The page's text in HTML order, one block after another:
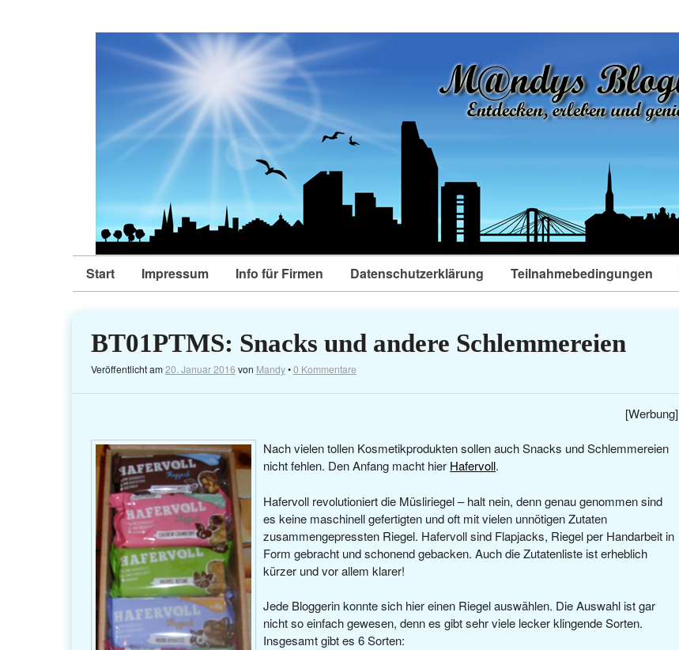
Start Impressum Info für Firmen Datenschutzerklärung Teilnahmebedingungen
BT01PTMS: Snacks und andere Schlemmereien
Veröffentlicht am20. Januar 2016 von Mandy•0 Kommentare
[Werbung]
Nach vielen tollen Kosmetikprodukten sollen auch Snacks und Schlemmereien
nicht fehlen. Den Anfang macht hier Hafervoll.
Hafervoll revolutioniert die Müsliriegel – halt nein, denn genau genommen sind
es keine maschinell gefertigten und oft mit vielen unnötigen Zutaten
zusammengepressten Riegel. Hafervoll sind Flapjacks, Riegel per Handarbeit in
Form gebracht und schonend gebacken. Auch die Zutatenliste ist erheblich
kürzer und vor allem klarer!
Jede Bloggerin konnte sich hier einen Riegel auswählen. Die Auswahl ist gar
nicht so einfach gewesen, denn es gibt sehr viele lecker klingende Sorten.
Insgesamt gibt es 6 Sorten: